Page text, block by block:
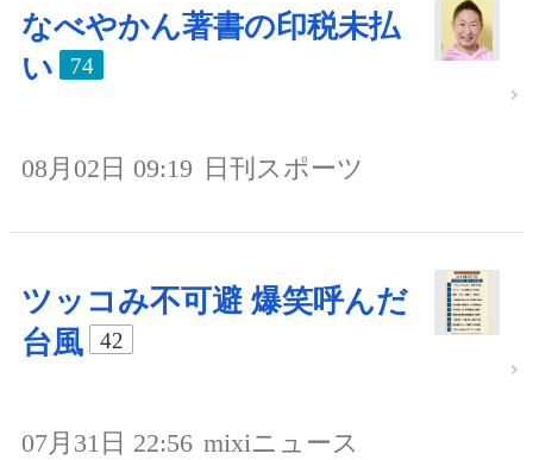
なべやかん著書の印税未払
い
74
08月02日 09:19 日刊スポーツ
ツッコみ不可避 爆笑呼んだ
台風
42
07月31日 22:56 mixiニュース